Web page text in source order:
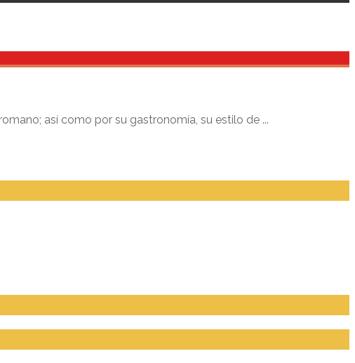
así como por su gastronomía, su estilo de ...